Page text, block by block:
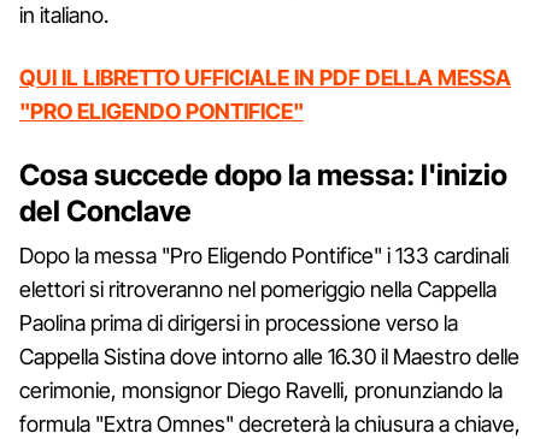
in italiano.
QUI IL LIBRETTO UFFICIALE IN PDF DELLA MESSA
"PRO ELIGENDO PONTIFICE"
Cosa succede dopo la messa: l'inizio
del Conclave
Dopo la messa "Pro Eligendo Pontifice" i 133 cardinali
elettori si ritroveranno nel pomeriggio nella Cappella
Paolina prima di dirigersi in processione verso la
Cappella Sistina dove intorno alle 16.30 il Maestro delle
cerimonie, monsignor Diego Ravelli, pronunziando la
formula "Extra Omnes" decreterà la chiusura a chiave,